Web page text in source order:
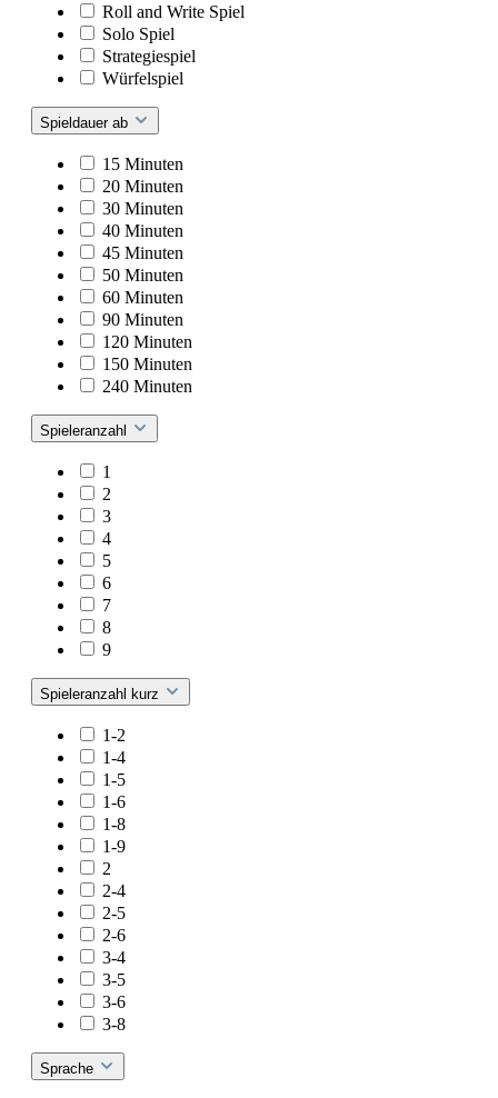
Roll and Write Spiel
Solo Spiel
Strategiespiel
Würfelspiel
Spieldauer ab
15 Minuten
20 Minuten
30 Minuten
40 Minuten
45 Minuten
50 Minuten
60 Minuten
90 Minuten
120 Minuten
150 Minuten
240 Minuten
Spieleranzahl
1
2
3
4
5
6
7
8
9
Spieleranzahl kurz
1-2
1-4
1-5
1-6
1-8
1-9
2
2-4
2-5
2-6
3-4
3-5
3-6
3-8
Sprache